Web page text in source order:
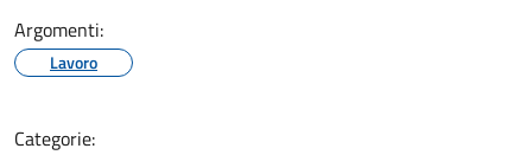
Argomenti:
Lavoro
Categorie: